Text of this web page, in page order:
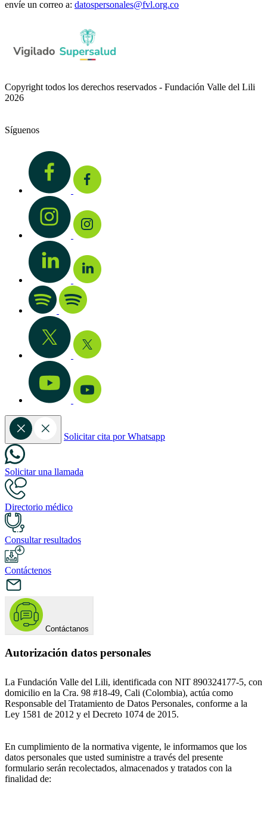
envíe un correo a: datospersonales@fvl.org.co
Copyright todos los derechos reservados - Fundación Valle del Lili
2026
Síguenos
Solicitar cita por Whatsapp
Solicitar una llamada
Directorio médico
Consultar resultados
Contáctenos
Contáctanos
Autorización datos personales
La Fundación Valle del Lili, identificada con NIT 890324177-5, con
domicilio en la Cra. 98 #18-49, Cali (Colombia), actúa como
Responsable del Tratamiento de Datos Personales, conforme a la
Ley 1581 de 2012 y el Decreto 1074 de 2015.
En cumplimiento de la normativa vigente, le informamos que los
datos personales que usted suministre a través del presente
formulario serán recolectados, almacenados y tratados con la
finalidad de: